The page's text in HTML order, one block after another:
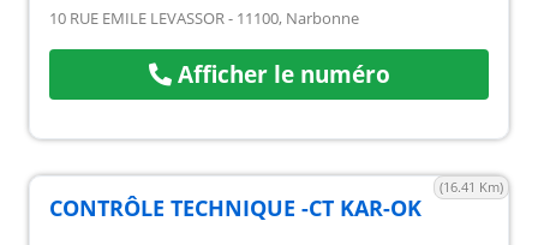
10 RUE EMILE LEVASSOR - 11100, Narbonne
Afficher le numéro
(16.41 Km)
CONTRÔLE TECHNIQUE -CT KAR-OK